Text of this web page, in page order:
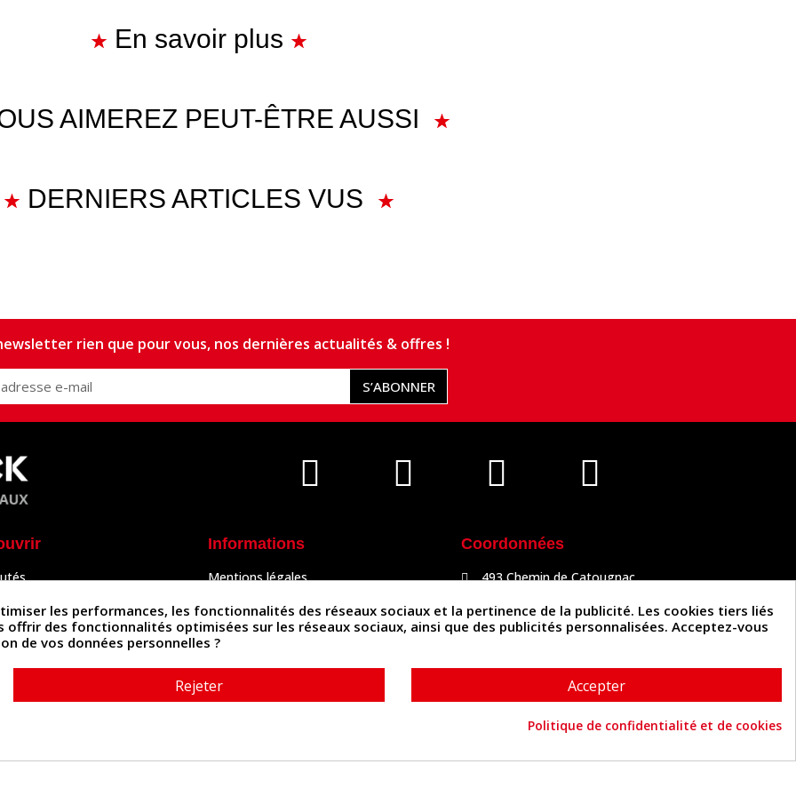
En savoir plus
AIMEREZ PEUT-ÊTRE AUSSI
DERNIERS ARTICLES VUS
rien que pour vous, nos dernières actualités & offres !
S’ABONNER
Accessoires
Informations
Mentions légales
Politique de confidentialité
Politique des cookies
Contactez-nous
Coordonnées
493 Chemin de Catougnac
05 63 34 51 88
contact@cuirenstock.com
les performances, les fonctionnalités des réseaux sociaux et la pertinence de la publicité. Les cookies tiers liés
des fonctionnalités optimisées sur les réseaux sociaux, ainsi que des publicités personnalisées. Acceptez-vous
de vos données personnelles ?
Rejeter Accepter
Politique de confidentialité et de cookies